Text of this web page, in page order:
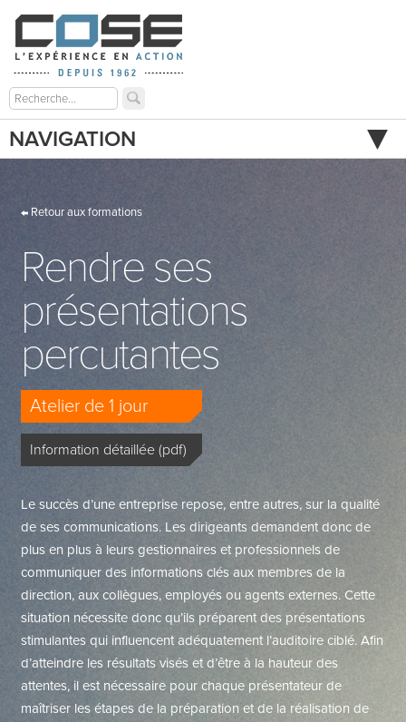
NAVIGATION
Retour aux formations
Rendre ses
présentations
percutantes
Atelier de 1 jour
Information détaillée (pdf)
Le succès d’une entreprise repose, entre autres, sur la qualité
de ses communications. Les dirigeants demandent donc de
plus en plus à leurs gestionnaires et professionnels de
communiquer des informations clés aux membres de la
direction, aux collègues, employés ou agents externes. Cette
situation nécessite donc qu’ils préparent des présentations
stimulantes qui influencent adéquatement l’auditoire ciblé. Afin
d’atteindre les résultats visés et d’être à la hauteur des
attentes, il est nécessaire pour chaque présentateur de
maîtriser les étapes de la préparation et de la réalisation de